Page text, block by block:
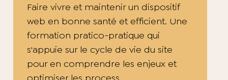
Faire vivre et maintenir un dispositif
web en bonne santé et efficient. Une
formation pratico-pratique qui
s'appuie sur le cycle de vie du site
pour en comprendre les enjeux et